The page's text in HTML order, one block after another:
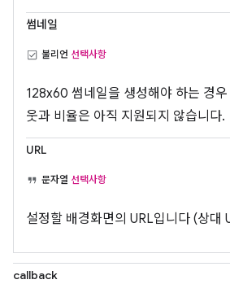
썸네일
불리언 선택사항
128x60 썸네일을 생성해야 하는 경
웃과 비율은 아직 지원되지 않습니다.
URL
문자열 선택사항
설정할 배경화면의 URL입니다 (상대
callback